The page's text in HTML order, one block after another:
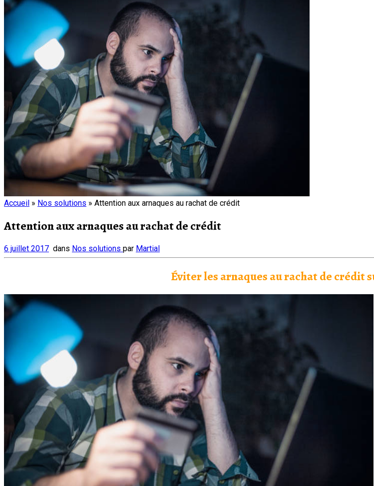
Accueil » Nos solutions » Attention aux arnaques au rachat de crédit
Attention aux arnaques au rachat de crédit
6 juillet 2017 dans Nos solutions par Martial
Éviter les arnaques au rachat de crédit